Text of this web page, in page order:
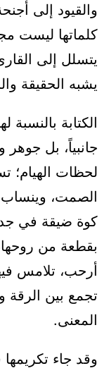
والقيود إلى
كلماتها ليست
يتسلل إلى
يشبه الحقيقة
الكتابة بالنسبة
جانبياً، بل
لحظات الهيام؛
الصمت، وينساب
كوة ضيقة في
بقطعة من
أرحب، تلامس
تجمع بين الرقة
المعنى.
وقد جاء